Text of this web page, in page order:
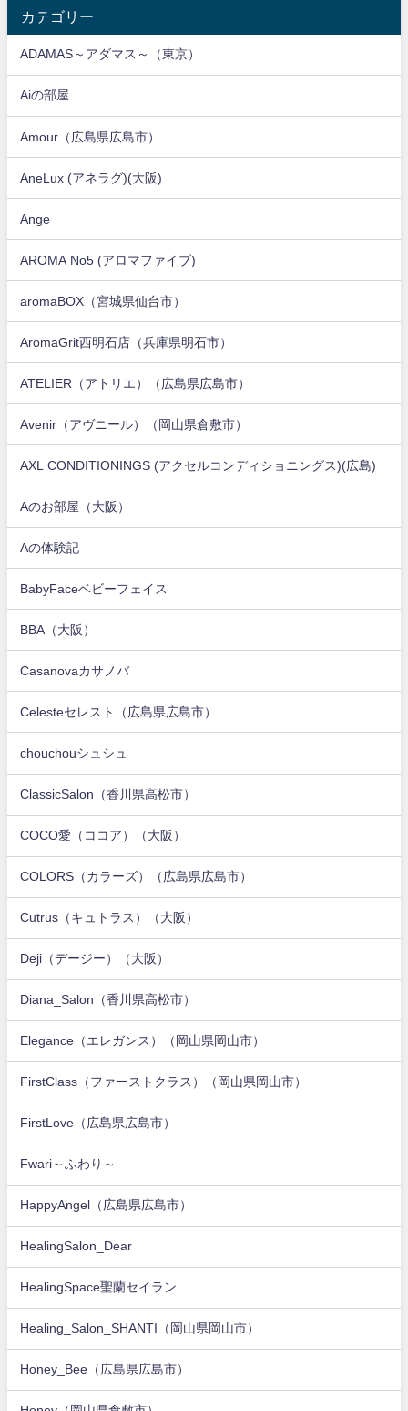
カテゴリー
ADAMAS～アダマス～（東京）
Aiの部屋
Amour（広島県広島市）
AneLux (アネラグ)(大阪)
Ange
AROMA No5 (アロマファイブ)
aromaBOX（宮城県仙台市）
AromaGrit西明石店（兵庫県明石市）
ATELIER（アトリエ）（広島県広島市）
Avenir（アヴニール）（岡山県倉敷市）
AXL CONDITIONINGS (アクセルコンディショニングス)(広島)
Aのお部屋（大阪）
Aの体験記
BabyFaceベビーフェイス
BBA（大阪）
Casanovaカサノバ
Celesteセレスト（広島県広島市）
chouchouシュシュ
ClassicSalon（香川県高松市）
COCO愛（ココア）（大阪）
COLORS（カラーズ）（広島県広島市）
Cutrus（キュトラス）（大阪）
Deji（デージー）（大阪）
Diana_Salon（香川県高松市）
Elegance（エレガンス）（岡山県岡山市）
FirstClass（ファーストクラス）（岡山県岡山市）
FirstLove（広島県広島市）
Fwari～ふわり～
HappyAngel（広島県広島市）
HealingSalon_Dear
HealingSpace聖蘭セイラン
Healing_Salon_SHANTI（岡山県岡山市）
Honey_Bee（広島県広島市）